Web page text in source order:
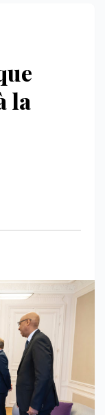
la